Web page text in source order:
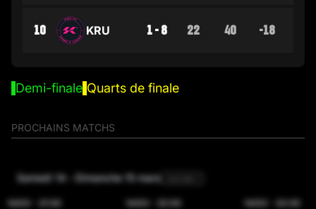
10 KRU 1 - 8 22 40 -18
Demi-finale Quarts de finale
PROCHAINS MATCHS
samedi 14 dimanche 15 mars
14/03 14/03 14/03